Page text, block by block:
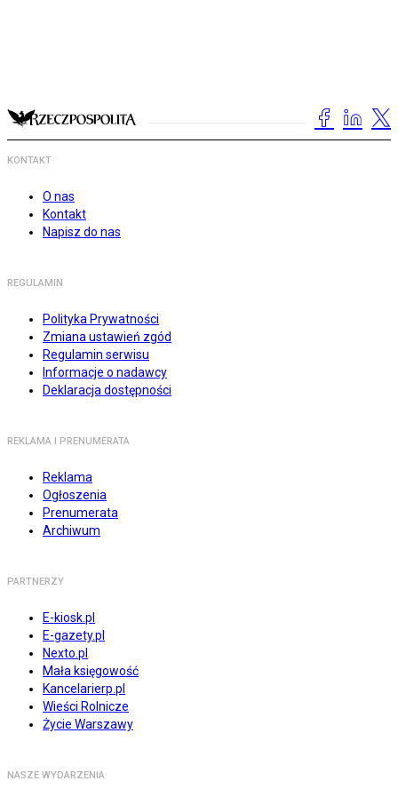
KONTAKT
O nas
Kontakt
Napisz do nas
REGULAMIN
Polityka Prywatności
Zmiana ustawień zgód
Regulamin serwisu
Informacje o nadawcy
Deklaracja dostępności
REKLAMA I PRENUMERATA
Reklama
Ogłoszenia
Prenumerata
Archiwum
PARTNERZY
E-kiosk.pl
E-gazety.pl
Nexto.pl
Mała księgowość
Kancelarierp.pl
Wieści Rolnicze
Życie Warszawy
NASZE WYDARZENIA